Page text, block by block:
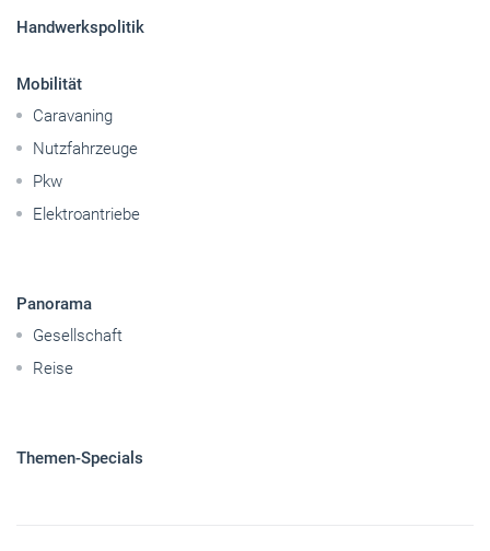
Handwerkspolitik
Mobilität
Caravaning
Nutzfahrzeuge
Pkw
Elektroantriebe
Panorama
Gesellschaft
Reise
Themen-Specials